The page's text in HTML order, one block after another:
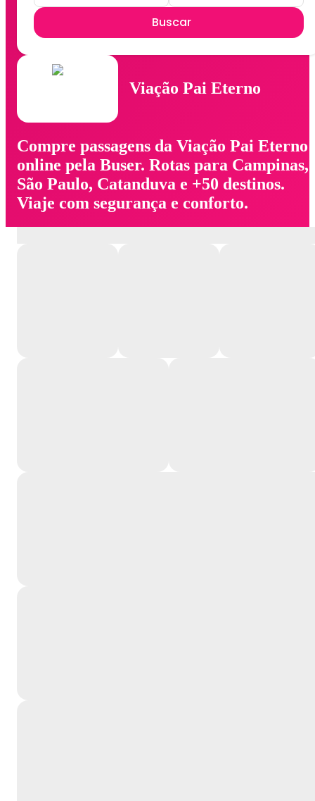
Viação Pai Eterno
Compre passagens da Viação Pai Eterno
online pela Buser. Rotas para Campinas,
São Paulo, Catanduva e +50 destinos.
Viaje com segurança e conforto.
Buscar